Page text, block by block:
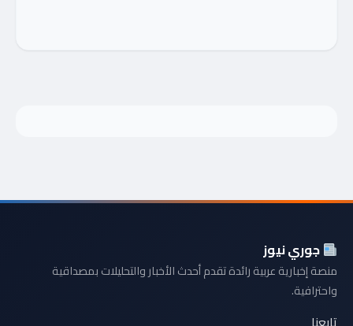
جوري نيوز
منصة إخبارية عربية رائدة تقدم أحدث الأخبار والتحليلات بمصداقية
واحترافية.